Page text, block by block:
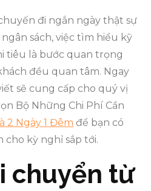
đi ngắn ngày thật sự
sách, việc tìm hiểu kỹ
tiêu là bước quan trọng
đều quan tâm. Ngay
sẽ cung cấp cho quý vị
Bộ Những Chi Phí Cần
2 Ngày 1 Đêm để bạn có
kỳ nghỉ sắp tới.
chuyển từ